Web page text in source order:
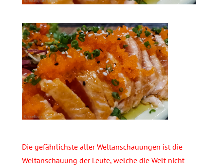
Die gefährlichste aller Weltanschauungen ist die
Weltanschauung der Leute, welche die Welt nicht